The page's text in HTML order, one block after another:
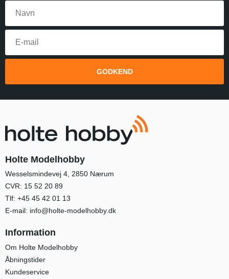
GODKEND
Holte Modelhobby
Wesselsmindevej 4, 2850 Nærum
CVR: 15 52 20 89
Tlf: +45 45 42 01 13
E-mail: info@holte-modelhobby.dk
Information
Om Holte Modelhobby
Åbningstider
Kundeservice